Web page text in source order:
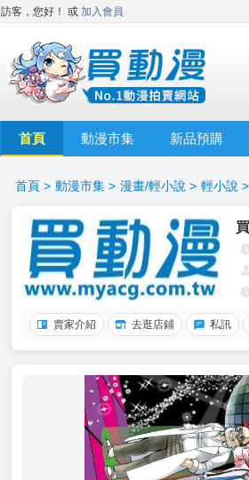
訪客，您好！ 或 加入會員
首頁 動漫市集 新品預購
首頁 > 動漫市集 > 漫畫/輕小說 > 輕小說 >
賣家介紹 去逛店鋪 私訊